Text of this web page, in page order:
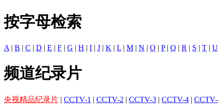
按字母检索
A | B | C | D | E | F | G | H | I | J | K | L | M | N | O | P| Q | R | S | T | U
频道纪录片
央视精品纪录片 | CCTV-1 | CCTV-2 | CCTV-3 | CCTV-4 |